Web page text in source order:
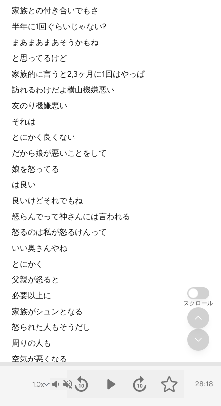
家族との付き合いでもさ
半年に1回ぐらいじゃない?
まあまあまあそうかもね
と思ってるけど
家族的に言うと2,3ヶ月に1回はやっぱ
訪れるわけだよ横山機嫌悪い
友のり機嫌悪い
それは
とにかく良くない
だから娘が悪いことをして
娘を怒ってる
は良い
良いけどそれでもね
怒らんでって神さんには言われる
怒るのは私が怒るけんって
いい奥さんやね
とにかく
父親が怒ると
必要以上に
家族がシュンとなる
怒られた人もそうだし
周りの人も
空気が悪くなる
嫁さんも俺が怒るの嫌がるんですよ
28:18
スクロール